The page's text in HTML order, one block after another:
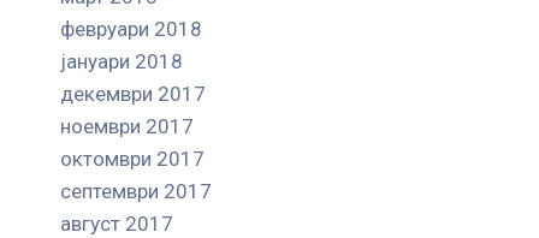
февруари 2018
јануари 2018
декември 2017
ноември 2017
октомври 2017
септември 2017
август 2017